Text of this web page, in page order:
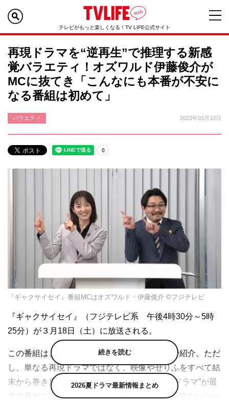
テレビがもっと楽しくなる！TV LIFE公式サイト
再現ドラマを“逆再生”で推理する新感
覚バラエティ！オズワルド伊藤俊介が
MCに抜てき「こんなにも本番が不安に
なる番組は初めて」
バラエティ 2023年03月10日
『ギャクサイセイ』番組MCはオズワルド・伊藤俊介 ©フジテレビ
『ギャクサイセイ』（フジテレビ系 午後4時30分～5時
25分）が３月18日（土）に放送される。
この番組は、実際にあった事件を再現ドラマで紹介。ただ
し、単なる再現ドラマではなく、映像やせりふをすべて結
末から巻き戻して見ていく“逆再生ミステリードラマ”が最
大の見どころとなっている。再現ドラマでは何気ないシー
続きを読む
2026夏ドラマ最新情報まとめ